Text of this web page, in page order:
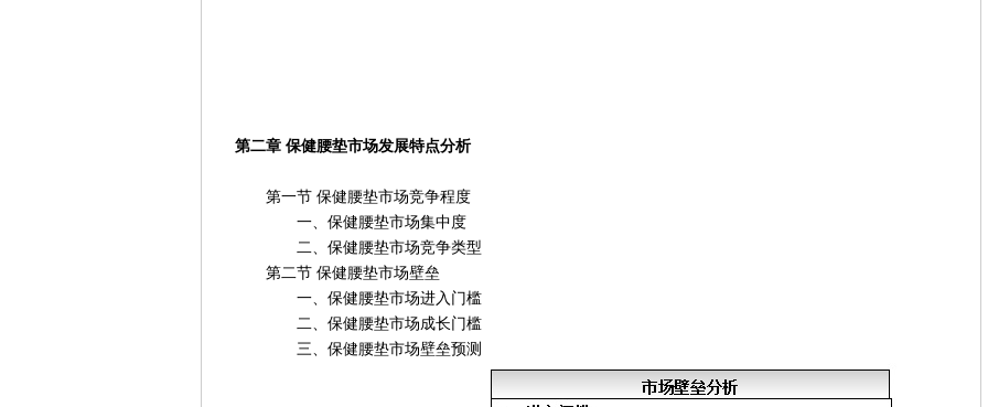
第二章 保健腰垫市场发展特点分析
第一节 保健腰垫市场竞争程度
一、保健腰垫市场集中度
二、保健腰垫市场竞争类型
第二节 保健腰垫市场壁垒
一、保健腰垫市场进入门槛
二、保健腰垫市场成长门槛
三、保健腰垫市场壁垒预测